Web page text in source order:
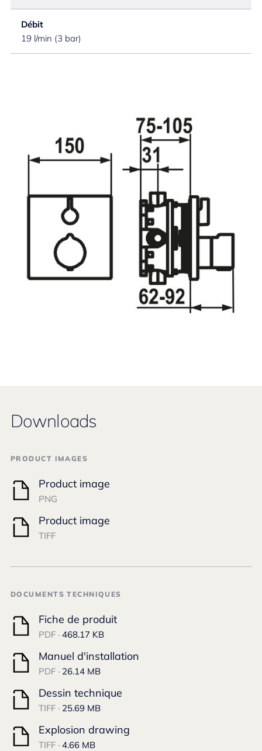
Débit
19 l/min (3 bar)
Downloads
PRODUCT IMAGES
Product image
PNG
Product image
TIFF
DOCUMENTS TECHNIQUES
Fiche de produit
PDF · 468.17 KB
Manuel d'installation
PDF · 26.14 MB
Dessin technique
TIFF · 25.69 MB
Explosion drawing
TIFF · 4.66 MB